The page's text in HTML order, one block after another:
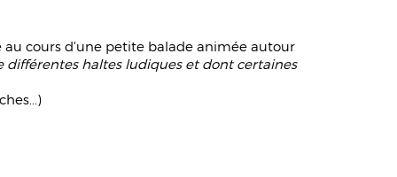
au cours d'une petite balade animée autour
différentes haltes ludiques et dont certaines